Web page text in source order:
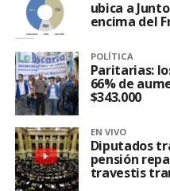
ubica a
encima del
POLÍTICA
Paritarias:
66% de
$343.000
EN VIVO
Diputados
pensión
travestis